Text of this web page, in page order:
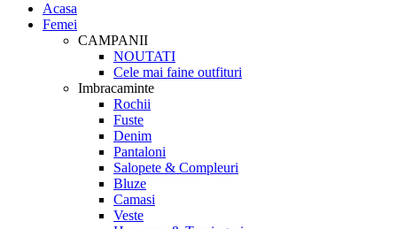
Acasa
Femei
CAMPANII
NOUTATI
Cele mai faine outfituri
Imbracaminte
Rochii
Fuste
Denim
Pantaloni
Salopete & Compleuri
Bluze
Camasi
Veste